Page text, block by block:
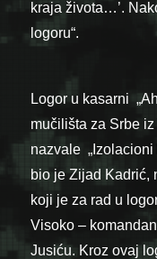
kraja života…’.
logoru“.
Logor u kasarni
mučilišta za Srbe
nazvale „Izolacioni
bio je Zijad Kadrić,
koji je za rad u
Visoko –
Jusiću. Kroz ovaj